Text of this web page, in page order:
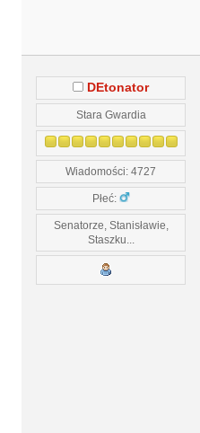
DEtonator
Stara Gwardia
Wiadomości: 4727
Płeć:
Senatorze, Stanisławie,
Staszku...